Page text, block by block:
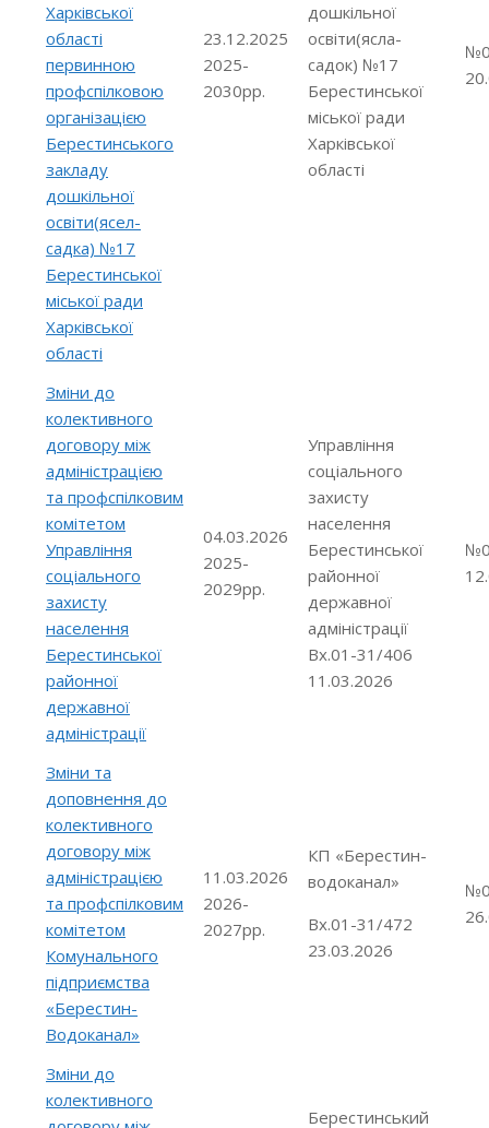
Харківської
області
первинною
профспілковою
організацією
Берестинського
закладу
дошкільної
освіти(ясел-
садка) №17
Берестинської
міської ради
Харківської
області
23.12.2025
2025-
2030рр.
дошкільної
освіти(ясла-
садок) №17
Берестинської
міської ради
Харківської
області
Зміни до
колективного
договору між
адміністрацією
та профспілковим
комітетом
Управління
соціального
захисту
населення
Берестинської
районної
державної
адміністрації
04.03.2026
2025-
2029рр.
Управління
соціального
захисту
населення
Берестинської
районної
державної
адміністрації
Вх.01-31/406
11.03.2026
Зміни та
доповнення до
колективного
договору між
адміністрацією
та профспілковим
комітетом
Комунального
підприємства
«Берестин-
Водоканал»
11.03.2026
2026-
2027рр.
КП «Берестин-
водоканал»
Вх.01-31/472
23.03.2026
Зміни до
колективного
Берестинський